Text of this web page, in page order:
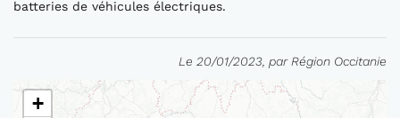
batteries de véhicules électriques.
Le 20/01/2023, par Région Occitanie
+